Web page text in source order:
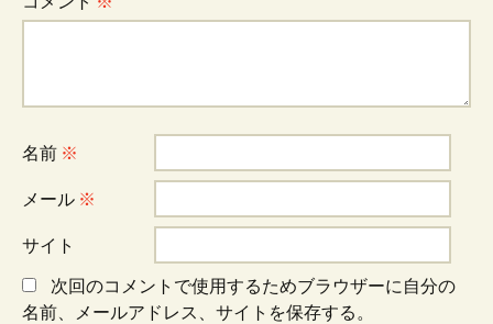
シ
ョ
ン
名前 ※
メール ※
サイト
次回のコメントで使用するためブラウザーに自分の
名前、メールアドレス、サイトを保存する。